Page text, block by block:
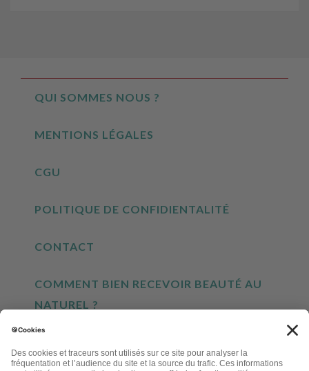
QUI SOMMES NOUS ?
MENTIONS LÉGALES
CGU
POLITIQUE DE CONFIDIENTALITÉ
CONTACT
COMMENT BIEN RECEVOIR BEAUTÉ AU
NATUREL ?